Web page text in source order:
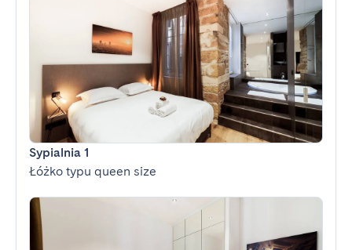
Sypialnia 1
Łóżko typu queen size